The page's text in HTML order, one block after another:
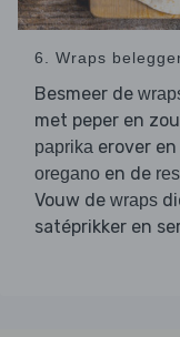
6. Wraps
Besmeer de
met peper en
paprika erover
oregano en de
Vouw de wraps
satéprikker en